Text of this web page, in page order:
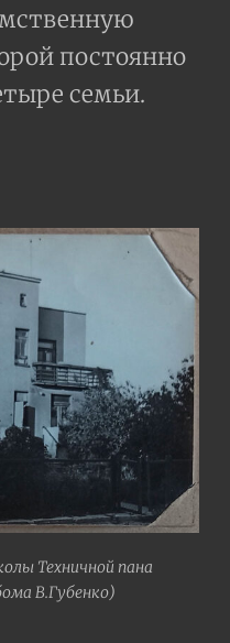
постоянно
семьи.
Техничной пана
В.Губенко)